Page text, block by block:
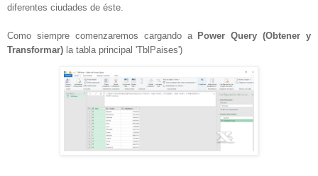
diferentes ciudades de éste.
Como siempre comenzaremos cargando a Power Query (Obtener y
Transformar) la tabla principal 'TblPaises')